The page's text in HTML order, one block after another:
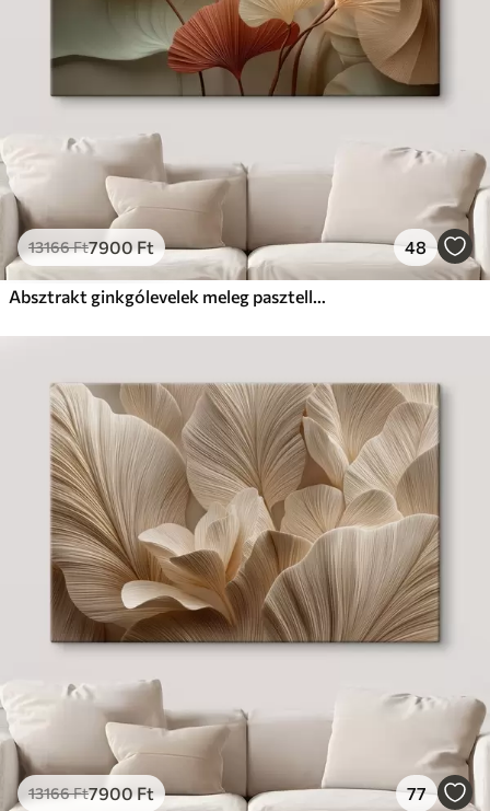
13166Ft7900Ft 48
Absztrakt ginkgólevelek meleg pasztell színekben
13166Ft7900 Ft 77